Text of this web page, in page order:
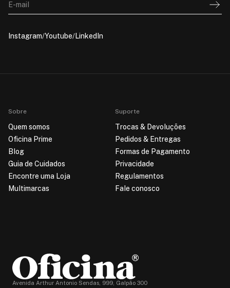
E-mail
Instagram Youtube LinkedIn
Sobre
Quem somos
Oficina Prime
Blog
Guia de Cuidados
Encontre uma Loja
Multimarcas
Suporte
Trocas & Devoluções
Pedidos & Entregas
Formas de Pagamento
Privacidade
Regulamentos
Fale conosco
Avenida Arthur Antonio Sendas, 999, Galpão 300